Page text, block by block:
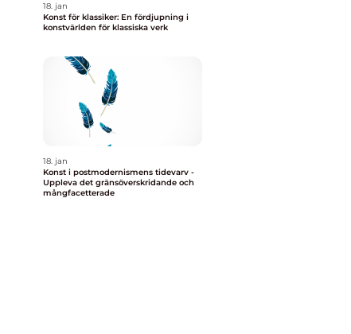
18. jan
Konst för klassiker: En fördjupning i
konstvärlden för klassiska verk
18. jan
Konst i postmodernismens tidevarv -
Uppleva det gränsöverskridande och
mångfacetterade